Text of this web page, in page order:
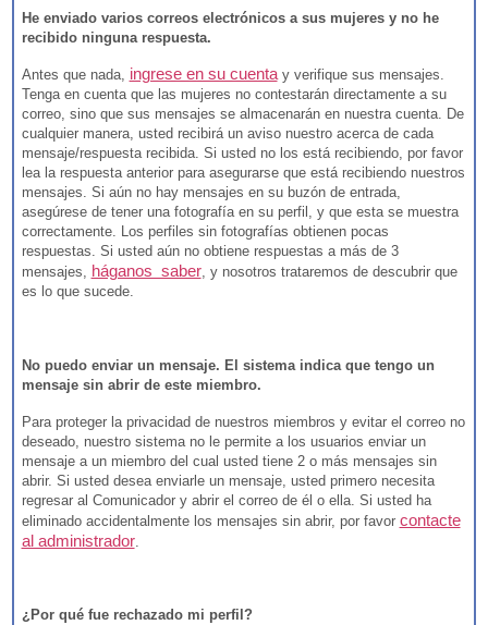
He enviado varios correos electrónicos a sus mujeres y no he
recibido ninguna respuesta.
Antes que nada, ingrese en su cuentay verifique sus mensajes.
Tenga en cuenta que las mujeres no contestarán directamente a su
correo, sino que sus mensajes se almacenarán en nuestra cuenta. De
cualquier manera, usted recibirá un aviso nuestro acerca de cada
mensaje/respuesta recibida. Si usted no los está recibiendo, por favor
lea la respuesta anterior para asegurarse que está recibiendo nuestros
mensajes. Si aún no hay mensajes en su buzón de entrada,
asegúrese de tener una fotografía en su perfil, y que esta se muestra
correctamente. Los perfiles sin fotografías obtienen pocas
respuestas. Si usted aún no obtiene respuestas a más de 3
mensajes, háganos saber, y nosotros trataremos de descubrir que
es lo que sucede.
No puedo enviar un mensaje. El sistema indica que tengo un
mensaje sin abrir de este miembro.
Para proteger la privacidad de nuestros miembros y evitar el correo no
deseado, nuestro sistema no le permite a los usuarios enviar un
mensaje a un miembro del cual usted tiene 2 o más mensajes sin
abrir. Si usted desea enviarle un mensaje, usted primero necesita
regresar al Comunicador y abrir el correo de él o ella. Si usted ha
eliminado accidentalmente los mensajes sin abrir, por favor contacte
al administrador.
¿Por qué fue rechazado mi perfil?